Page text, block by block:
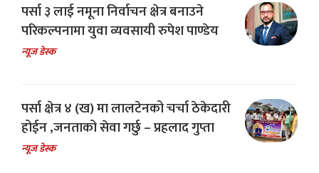
पर्सा ३ लाई नमूना निर्वाचन क्षेत्र बनाउने
परिकल्पनामा युवा व्यवसायी रुपेश पाण्डेय
न्यूज डेस्क
पर्सा क्षेत्र ४ (ख) मा लालटेनको चर्चा ठेकेदारी
होईन ,जनताको सेवा गर्छु – प्रहलाद गुप्ता
न्यूज डेस्क